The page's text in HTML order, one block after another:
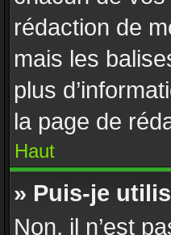
rédaction de
mais les
plus
la page de
Haut
» Puis-je
Non, il n’est